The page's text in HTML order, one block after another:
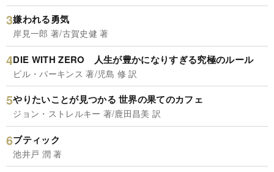
嫌われる勇気
岸見一郎 著/古賀史健 著
DIE WITH ZERO 人生が豊かになりすぎる究極のルール
ビル・パーキンス 著/児島 修 訳
やりたいことが見つかる 世界の果てのカフェ
ジョン・ストレルキー 著/鹿田昌美 訳
ブティック
池井戸 潤 著